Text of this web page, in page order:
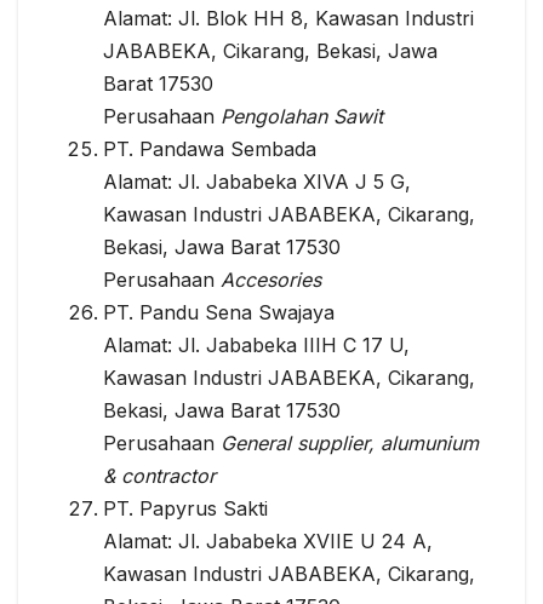
Alamat: Jl. Blok HH 8, Kawasan Industri
JABABEKA, Cikarang, Bekasi, Jawa
Barat 17530
Perusahaan Pengolahan Sawit
PT. Pandawa Sembada
Alamat: Jl. Jababeka XIVA J 5 G,
Kawasan Industri JABABEKA, Cikarang,
Bekasi, Jawa Barat 17530
Perusahaan Accesories
PT. Pandu Sena Swajaya
Alamat: Jl. Jababeka IIIH C 17 U,
Kawasan Industri JABABEKA, Cikarang,
Bekasi, Jawa Barat 17530
Perusahaan General supplier, alumunium
& contractor
PT. Papyrus Sakti
Alamat: Jl. Jababeka XVIIE U 24 A,
Kawasan Industri JABABEKA, Cikarang,